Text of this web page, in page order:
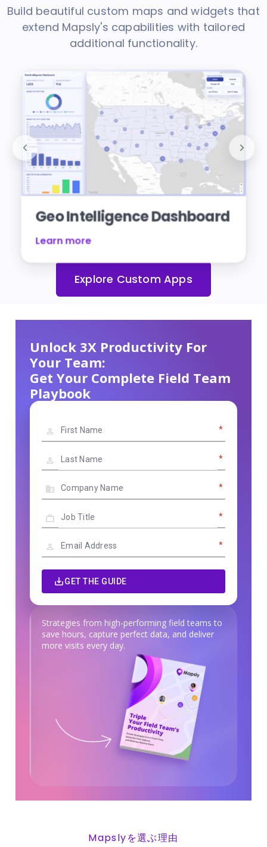
Build beautiful custom maps and widgets that
extend Mapsly's capabilities with tailored
additional functionality.
Geo Intelligence Dashboard
Learn more
Explore Custom Apps
Unlock 3X Productivity For
Your Team:
Get Your Complete Field Team
Playbook
Strategies from high-performing field teams to
save hours, capture perfect data, and deliver
more visits every day.
*
*
*
*
*
GET THE GUIDE
Mapslyを選ぶ理由